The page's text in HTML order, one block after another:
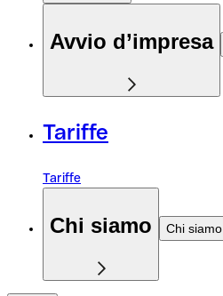
Avvio d’impresa
Tariffe
Tariffe
Chi siamo Chi siamo